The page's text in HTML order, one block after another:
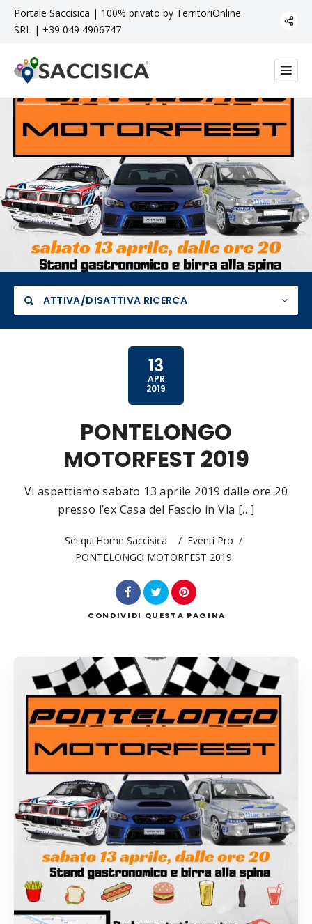
Portale Saccisica | 100% privato by TerritoriOnline
SRL | +39 049 4906747
ATTIVA/DISATTIVA RICERCA
Cerca
13
APR
2019
PONTELONGO
MOTORFEST 2019
Vi aspettiamo sabato 13 aprile 2019 dalle ore 20
presso l’ex Casa del Fascio in Via […]
Sei qui:Home Saccisica / Eventi Pro /
PONTELONGO MOTORFEST 2019
CONDIVIDI QUESTA PAGINA